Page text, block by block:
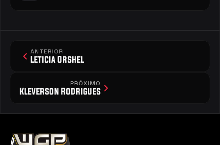
ANTERIOR
Leticia Orshel
PRÓXIMO
Kleverson Rodrigues